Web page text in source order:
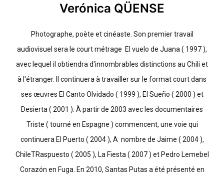
Verónica QÜENSE
Photographe, poète et cinéaste. Son premier travail
audiovisuel sera le court métrage El vuelo de Juana ( 1997 ),
avec lequel il obtiendra d'innombrables distinctions au Chili et
à l'étranger. Il continuera à travailler sur le format court dans
ses œuvres El Canto Olvidado ( 1999 ), El Sueño ( 2000 ) et
Desierta ( 2001 ). À partir de 2003 avec les documentaires
Triste ( tourné en Espagne ) commencent, une voie qui
continuera E l Puerto ( 2004 ), A nombre de Jaime ( 2004 ),
ChileTRaspuesto ( 2005 ), La Fiesta ( 2007 ) et Pedro Lemebel
Corazón en Fuga. En 2010, Santas Putas a été présenté en